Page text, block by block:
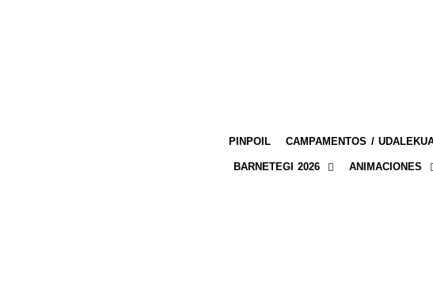
PINPOIL CAMPAMENTOS /
BARNETEGI 2026 ANIMACIONES